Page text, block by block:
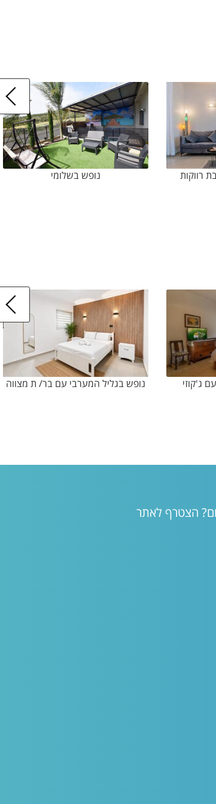
רווקות נופש בשלומי
ג'קוזי נופש בגליל המערבי עם בר/ ת מצווה
הצטרף לאתר